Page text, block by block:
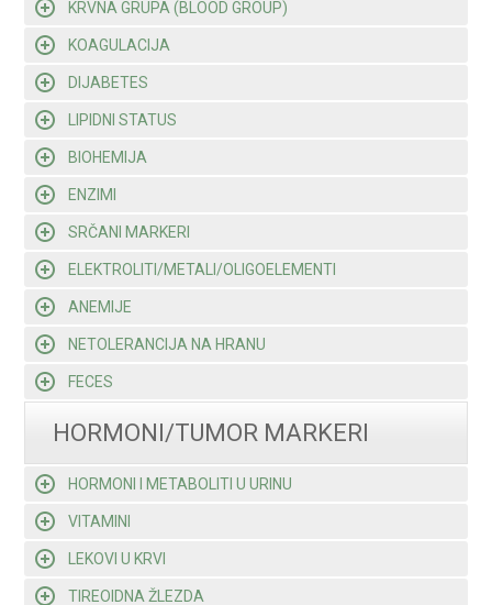
KRVNA GRUPA (BLOOD GROUP)
KOAGULACIJA
DIJABETES
LIPIDNI STATUS
BIOHEMIJA
ENZIMI
SRČANI MARKERI
ELEKTROLITI/METALI/OLIGOELEMENTI
ANEMIJE
NETOLERANCIJA NA HRANU
FECES
HORMONI/TUMOR MARKERI
HORMONI I METABOLITI U URINU
VITAMINI
LEKOVI U KRVI
TIREOIDNA ŽLEZDA